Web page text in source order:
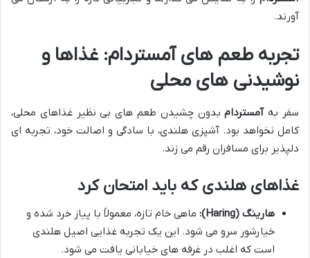
آورند.
تجربه طعم های آمستردام: غذاها و
نوشیدنی های محلی
سفر بهآمستردامبدون چشیدن طعم های بی نظیر غذاهای محلی،
کامل نخواهد بود. آشپزی هلندی، با سادگی و اصالت خود، تجربه ای
دلپذیر برای مسافران رقم می زند.
غذاهای هلندی که باید امتحان کرد
هارینگ (Haring):
ماهی خام تازه، معمولاً با پیاز خرد شده و
خیارشور سرو می شود. این یک تجربه غذایی اصیل هلندی
است که اغلب در غرفه های خیابانی یافت می شود.